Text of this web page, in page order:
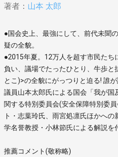
著者： 山本 太郎
●国会史上、最強にして、前代未聞
疑の全貌。
●2015年夏。12万人を超す市民たち
負い、議場でたったひとり、牛歩
とこ)>の全貌にがっつりと迫る! 誰
議員山本太郎氏による国会「我が国
関する特別委員会(安全保障特別委
ト・志葉玲氏、雨宮処凛氏ほかへ
学名誉教授・小林節氏による解説を
推薦コメント(敬称略)